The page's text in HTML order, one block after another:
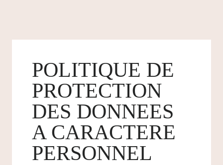
POLITIQUE DE
PROTECTION
DES DONNEES
A CARACTERE
PERSONNEL